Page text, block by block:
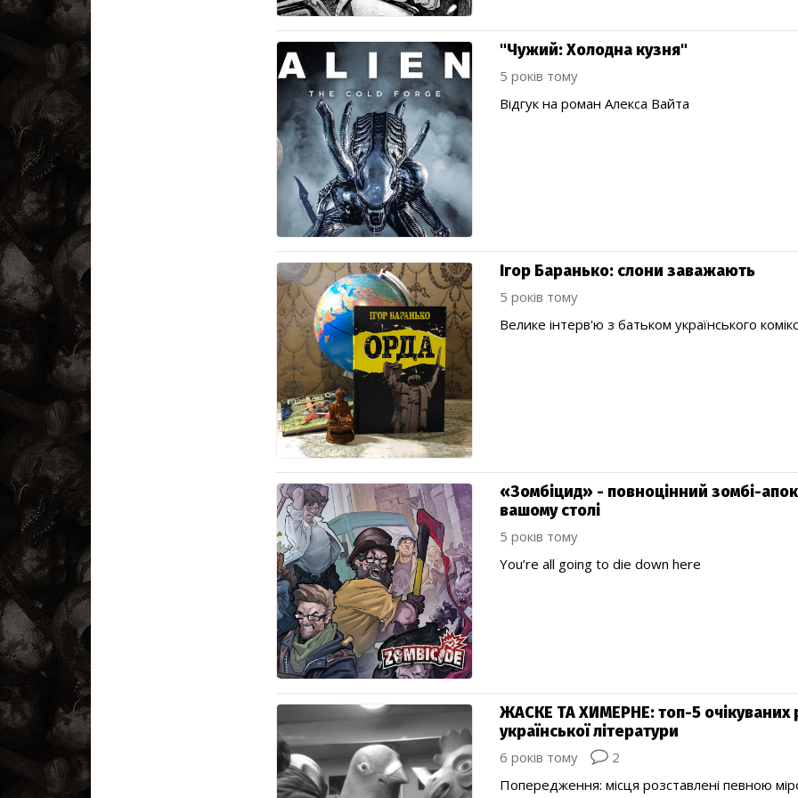
"Чужий: Холодна кузня"
5 років тому
Відгук на роман Алекса Вайта
Ігор Баранько: слони заважають
5 років тому
Велике інтерв'ю з батьком українського
«Зомбіцид» - повноцінний зомбі-
вашому столі
5 років тому
You’re all going to die down here
ЖАСКЕ ТА ХИМЕРНЕ: топ-5 очікуваних
української літератури
6 років тому
2
Попередження: місця розставлені певною